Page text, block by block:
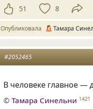
51 8
Опубликовала Тамара
#2052465
В человеке главное —
©Тамара Синельни 1421